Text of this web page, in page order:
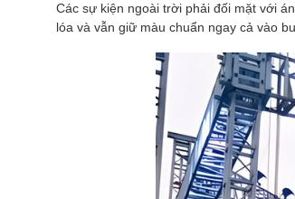
Các sự kiện ngoài trời phải đối mặt với
lóa và vẫn giữ màu chuẩn ngay cả vào